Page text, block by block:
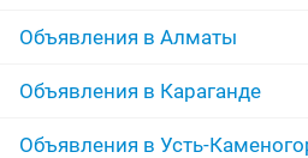
телефон xiaomi телефон 8
а 10 телефон телефон редми
телефоны айфон
Объявления в Алматы
Объявления в Караганде
Объявления в Усть-